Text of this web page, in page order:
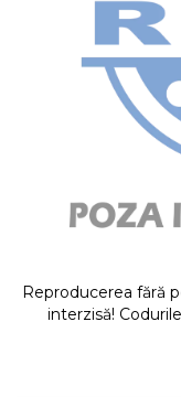
Reproducerea fără
interzisă!